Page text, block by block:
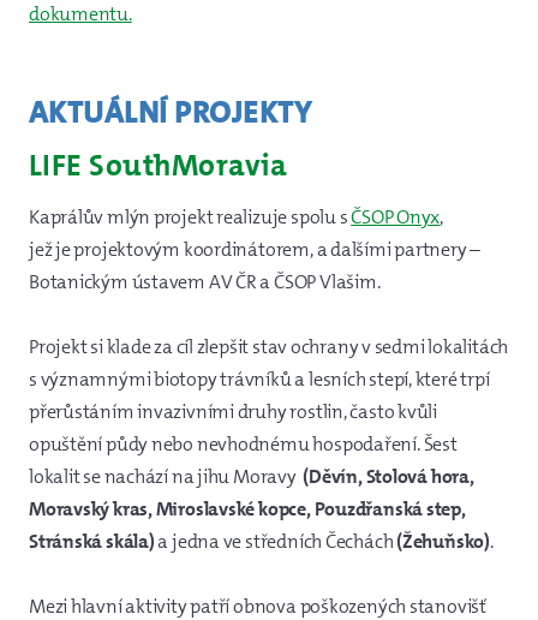
dokumentu.
AKTUÁLNÍ PROJEKTY
LIFE SouthMoravia
Kaprálův mlýn projekt realizuje spolu sČSOP Onyx,
jež je projektovým koordinátorem, a dalšími partnery –
Botanickým ústavem AV ČR a ČSOP Vlašim.
Projekt si klade za cíl zlepšit stav ochrany v sedmi lokalitách
s významnými biotopy trávníků a lesních stepí, které trpí
přerůstáním invazivními druhy rostlin, často kvůli
opuštění půdy nebo nevhodnému hospodaření. Šest
lokalit se nachází na jihu Moravy(Děvín, Stolová hora,
Moravský kras, Miroslavské kopce, Pouzdřanská step,
Stránská skála)a jedna ve středních Čechách(Žehuňsko).
Mezi hlavní aktivity patří obnova poškozených stanovišť